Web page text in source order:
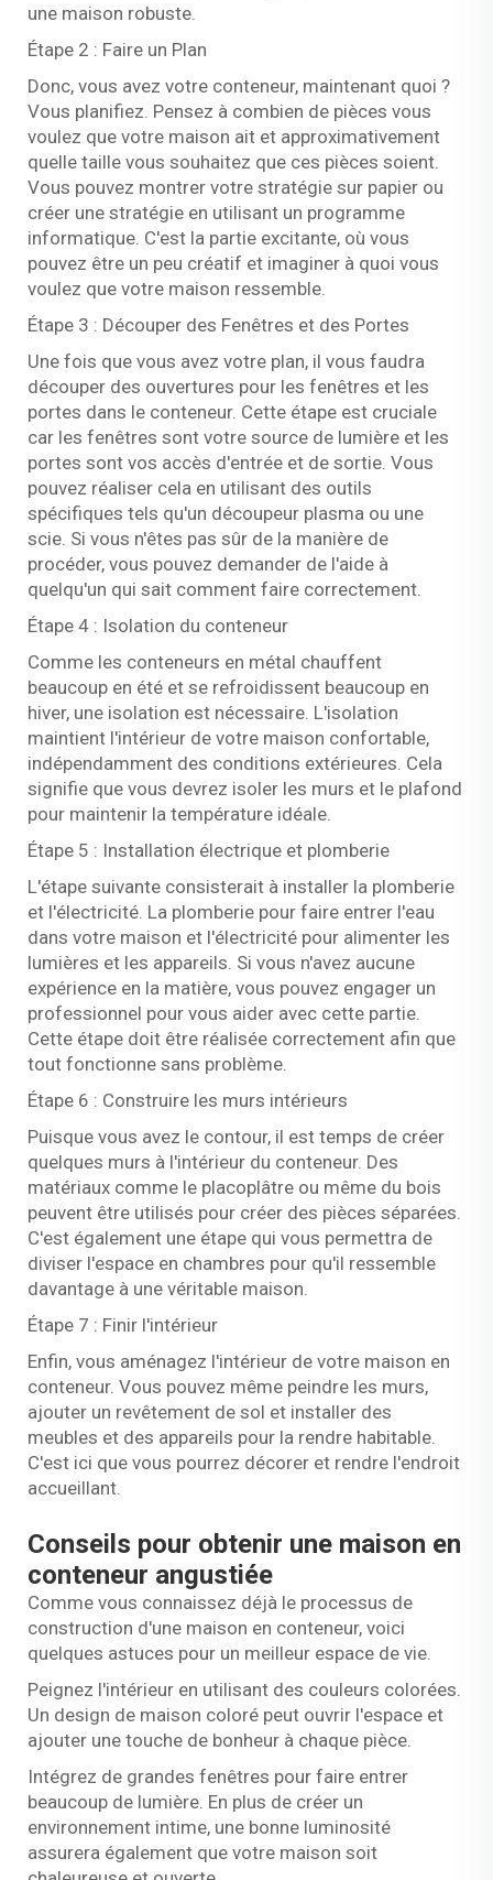
une maison robuste.
Étape 2 : Faire un Plan
Donc, vous avez votre conteneur, maintenant quoi ?
Vous planifiez. Pensez à combien de pièces vous
voulez que votre maison ait et approximativement
quelle taille vous souhaitez que ces pièces soient.
Vous pouvez montrer votre stratégie sur papier ou
créer une stratégie en utilisant un programme
informatique. C'est la partie excitante, où vous
pouvez être un peu créatif et imaginer à quoi vous
voulez que votre maison ressemble.
Étape 3 : Découper des Fenêtres et des Portes
Une fois que vous avez votre plan, il vous faudra
découper des ouvertures pour les fenêtres et les
portes dans le conteneur. Cette étape est cruciale
car les fenêtres sont votre source de lumière et les
portes sont vos accès d'entrée et de sortie. Vous
pouvez réaliser cela en utilisant des outils
spécifiques tels qu'un découpeur plasma ou une
scie. Si vous n'êtes pas sûr de la manière de
procéder, vous pouvez demander de l'aide à
quelqu'un qui sait comment faire correctement.
Étape 4 : Isolation du conteneur
Comme les conteneurs en métal chauffent
beaucoup en été et se refroidissent beaucoup en
hiver, une isolation est nécessaire. L'isolation
maintient l'intérieur de votre maison confortable,
indépendamment des conditions extérieures. Cela
signifie que vous devrez isoler les murs et le plafond
pour maintenir la température idéale.
Étape 5 : Installation électrique et plomberie
L'étape suivante consisterait à installer la plomberie
et l'électricité. La plomberie pour faire entrer l'eau
dans votre maison et l'électricité pour alimenter les
lumières et les appareils. Si vous n'avez aucune
expérience en la matière, vous pouvez engager un
professionnel pour vous aider avec cette partie.
Cette étape doit être réalisée correctement afin que
tout fonctionne sans problème.
Étape 6 : Construire les murs intérieurs
Puisque vous avez le contour, il est temps de créer
quelques murs à l'intérieur du conteneur. Des
matériaux comme le placoplâtre ou même du bois
peuvent être utilisés pour créer des pièces séparées.
C'est également une étape qui vous permettra de
diviser l'espace en chambres pour qu'il ressemble
davantage à une véritable maison.
Étape 7 : Finir l'intérieur
Enfin, vous aménagez l'intérieur de votre maison en
conteneur. Vous pouvez même peindre les murs,
ajouter un revêtement de sol et installer des
meubles et des appareils pour la rendre habitable.
C'est ici que vous pourrez décorer et rendre l'endroit
accueillant.
Conseils pour obtenir une maison en
conteneur angustiée
Comme vous connaissez déjà le processus de
construction d'une maison en conteneur, voici
quelques astuces pour un meilleur espace de vie.
Peignez l'intérieur en utilisant des couleurs colorées.
Un design de maison coloré peut ouvrir l'espace et
ajouter une touche de bonheur à chaque pièce.
Intégrez de grandes fenêtres pour faire entrer
beaucoup de lumière. En plus de créer un
environnement intime, une bonne luminosité
assurera également que votre maison soit